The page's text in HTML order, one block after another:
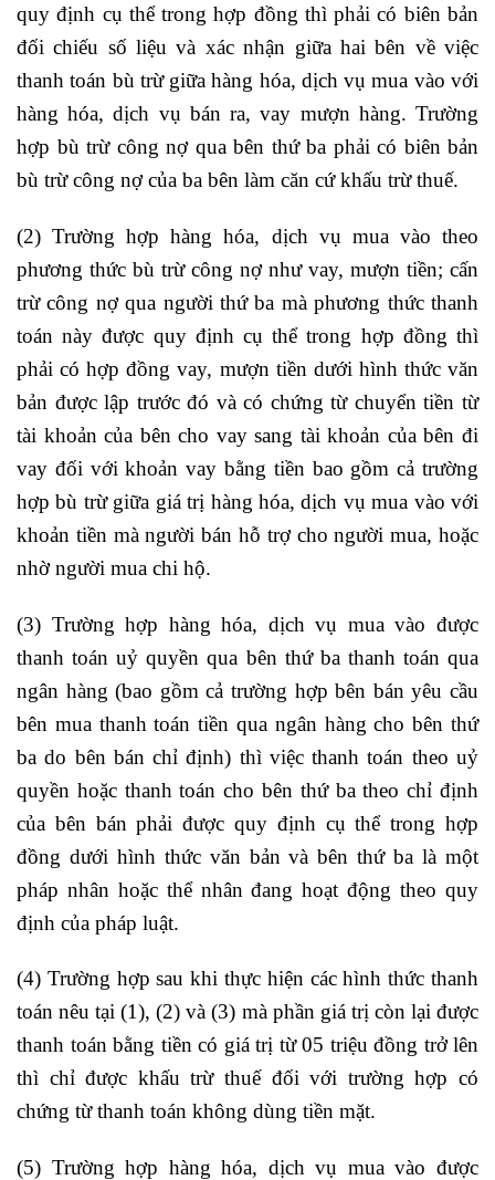
quy định cụ thể trong hợp đồng thì phải có biên bản
đối chiếu số liệu và xác nhận giữa hai bên về việc
thanh toán bù trừ giữa hàng hóa, dịch vụ mua vào với
hàng hóa, dịch vụ bán ra, vay mượn hàng. Trường
hợp bù trừ công nợ qua bên thứ ba phải có biên bản
bù trừ công nợ của ba bên làm căn cứ khấu trừ thuế.
(2) Trường hợp hàng hóa, dịch vụ mua vào theo
phương thức bù trừ công nợ như vay, mượn tiền; cấn
trừ công nợ qua người thứ ba mà phương thức thanh
toán này được quy định cụ thể trong hợp đồng thì
phải có hợp đồng vay, mượn tiền dưới hình thức văn
bản được lập trước đó và có chứng từ chuyển tiền từ
tài khoản của bên cho vay sang tài khoản của bên đi
vay đối với khoản vay bằng tiền bao gồm cả trường
hợp bù trừ giữa giá trị hàng hóa, dịch vụ mua vào với
khoản tiền mà người bán hỗ trợ cho người mua, hoặc
nhờ người mua chi hộ.
(3) Trường hợp hàng hóa, dịch vụ mua vào được
thanh toán uỷ quyền qua bên thứ ba thanh toán qua
ngân hàng (bao gồm cả trường hợp bên bán yêu cầu
bên mua thanh toán tiền qua ngân hàng cho bên thứ
ba do bên bán chỉ định) thì việc thanh toán theo uỷ
quyền hoặc thanh toán cho bên thứ ba theo chỉ định
của bên bán phải được quy định cụ thể trong hợp
đồng dưới hình thức văn bản và bên thứ ba là một
pháp nhân hoặc thể nhân đang hoạt động theo quy
định của pháp luật.
(4) Trường hợp sau khi thực hiện các hình thức thanh
toán nêu tại (1), (2) và (3) mà phần giá trị còn lại được
thanh toán bằng tiền có giá trị từ 05 triệu đồng trở lên
thì chỉ được khấu trừ thuế đối với trường hợp có
chứng từ thanh toán không dùng tiền mặt.
(5) Trường hợp hàng hóa, dịch vụ mua vào được